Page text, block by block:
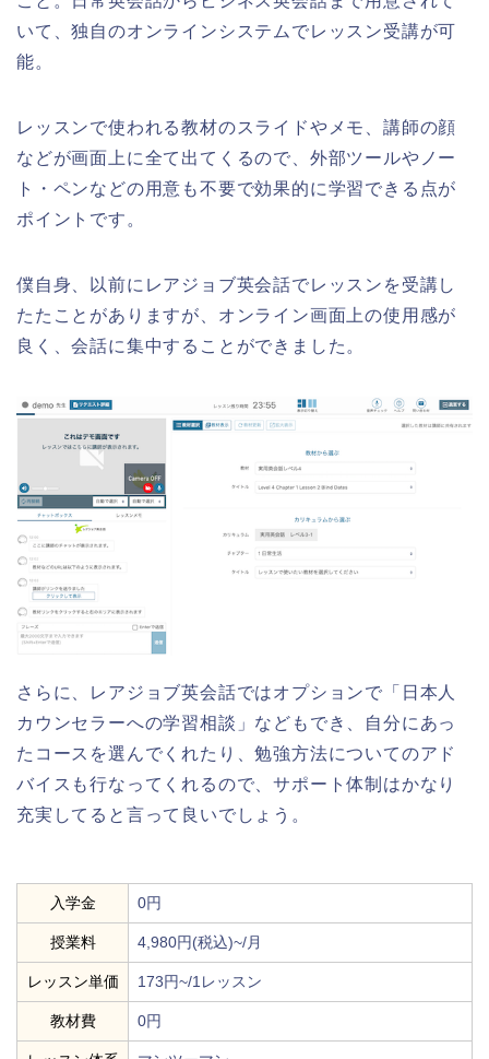
いて、独自のオンラインシステムでレッスン受講が可
能。
レッスンで使われる教材のスライドやメモ、講師の顔
などが画面上に全て出てくるので、外部ツールやノー
ト・ペンなどの用意も不要で効果的に学習できる点が
ポイントです。
僕自身、以前にレアジョブ英会話でレッスンを受講し
たたことがありますが、オンライン画面上の使用感が
良く、会話に集中することができました。
さらに、レアジョブ英会話ではオプションで「日本人
カウンセラーへの学習相談」などもでき、自分にあっ
たコースを選んでくれたり、勉強方法についてのアド
バイスも行なってくれるので、サポート体制はかなり
充実してると言って良いでしょう。
入学金 0円
授業料 4,980円(税込)~/月
レッスン単価 173円~/1レッスン
教材費 0円